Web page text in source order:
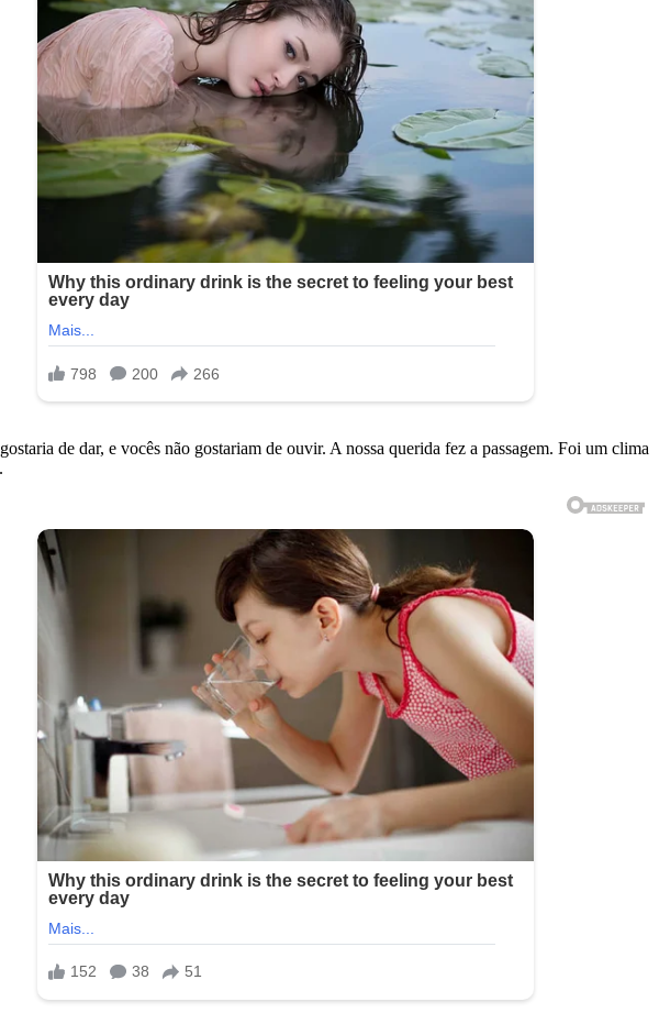
de dar, e vocês não gostariam de ouvir. A nossa querida fez a passagem. Foi um clima